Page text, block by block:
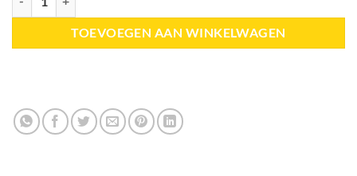
TOEVOEGEN AAN WINKELWAGEN